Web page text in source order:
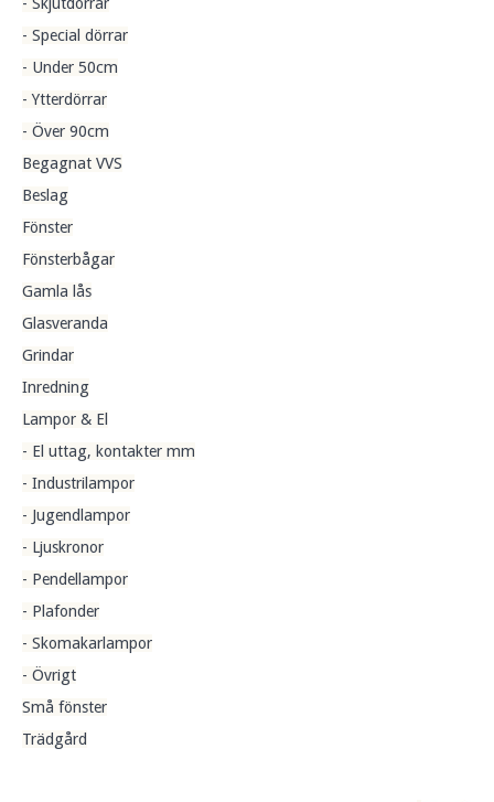
- Special dörrar
- Under 50cm
- Ytterdörrar
- Över 90cm
Begagnat VVS
Beslag
Fönster
Fönsterbågar
Gamla lås
Glasveranda
Grindar
Inredning
Lampor & El
- El uttag, kontakter mm
- Industrilampor
- Jugendlampor
- Ljuskronor
- Pendellampor
- Plafonder
- Skomakarlampor
- Övrigt
Små fönster
Trädgård